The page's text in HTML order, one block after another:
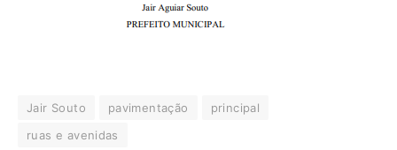
Jair Souto pavimentação
principal
ruas e avenidas